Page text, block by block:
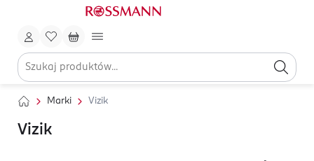
Marki Vizik
Vizik